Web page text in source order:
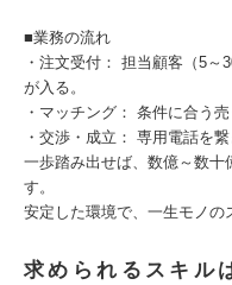
■業務の流れ
・注文受付： 担当顧客（5
が入る。
・マッチング： 条件に合う
・交渉・成立： 専用電話を
一歩踏み出せば、数億～数十
す。
安定した環境で、一生モノの
求められるスキル